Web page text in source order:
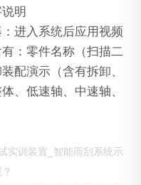
明
进入系统后应用视频
：零件名称（扫描二
配演示（含有拆卸、
、低速轴、中速轴、
实训装置_智能雨刮系统示